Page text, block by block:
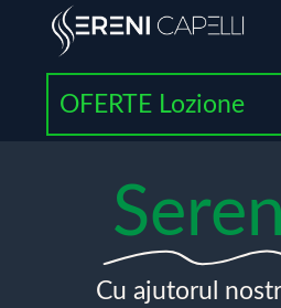
OFERTE Lozione
Cu ajutorul